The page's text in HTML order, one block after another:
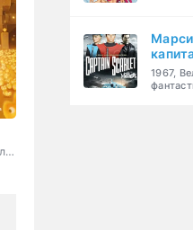
2025, США, мультфильм, фэнтези, комедия, приключения, семейный
1967,